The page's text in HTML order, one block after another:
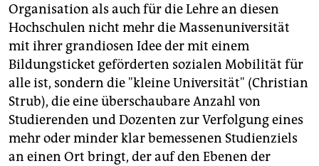
Organisation als auch für die Lehre an diesen
Hochschulen nicht mehr die Massenuniversität
mit ihrer grandiosen Idee der mit einem
Bildungsticket geförderten sozialen Mobilität für
alle ist, sondern die "kleine Universität" (Christian
Strub), die eine überschaubare Anzahl von
Studierenden und Dozenten zur Verfolgung eines
mehr oder minder klar bemessenen Studienziels
an einen Ort bringt, der auf den Ebenen der